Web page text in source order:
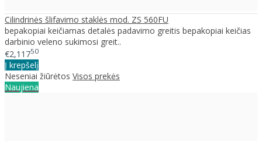
Cilindrinės šlifavimo staklės mod. ZS 560FU
bepakopiai keičiamas detalės padavimo greitis bepakopiai keičias
darbinio veleno sukimosi greit..
€2,11750
Į krepšelį
Neseniai žiūrėtos Visos prekės
Naujiena